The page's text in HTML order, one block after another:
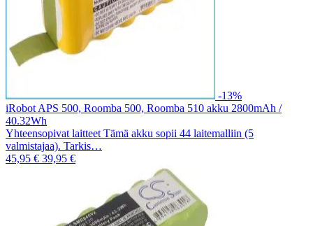
-13%
iRobot APS 500, Roomba 500, Roomba 510 akku 2800mAh /
40.32Wh
Yhteensopivat laitteet Tämä akku sopii 44 laitemalliin (5
valmistajaa). Tarkis…
45,95 € 39,95 €